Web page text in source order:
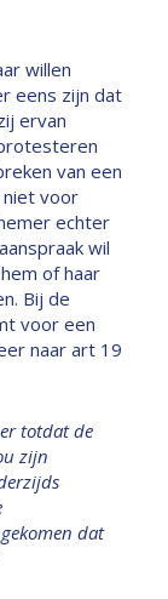
willen
eens zijn dat
ervan
van een
voor
echter
wil
of haar
Bij de
voor een
naar art 19
totdat de
zijn
dat